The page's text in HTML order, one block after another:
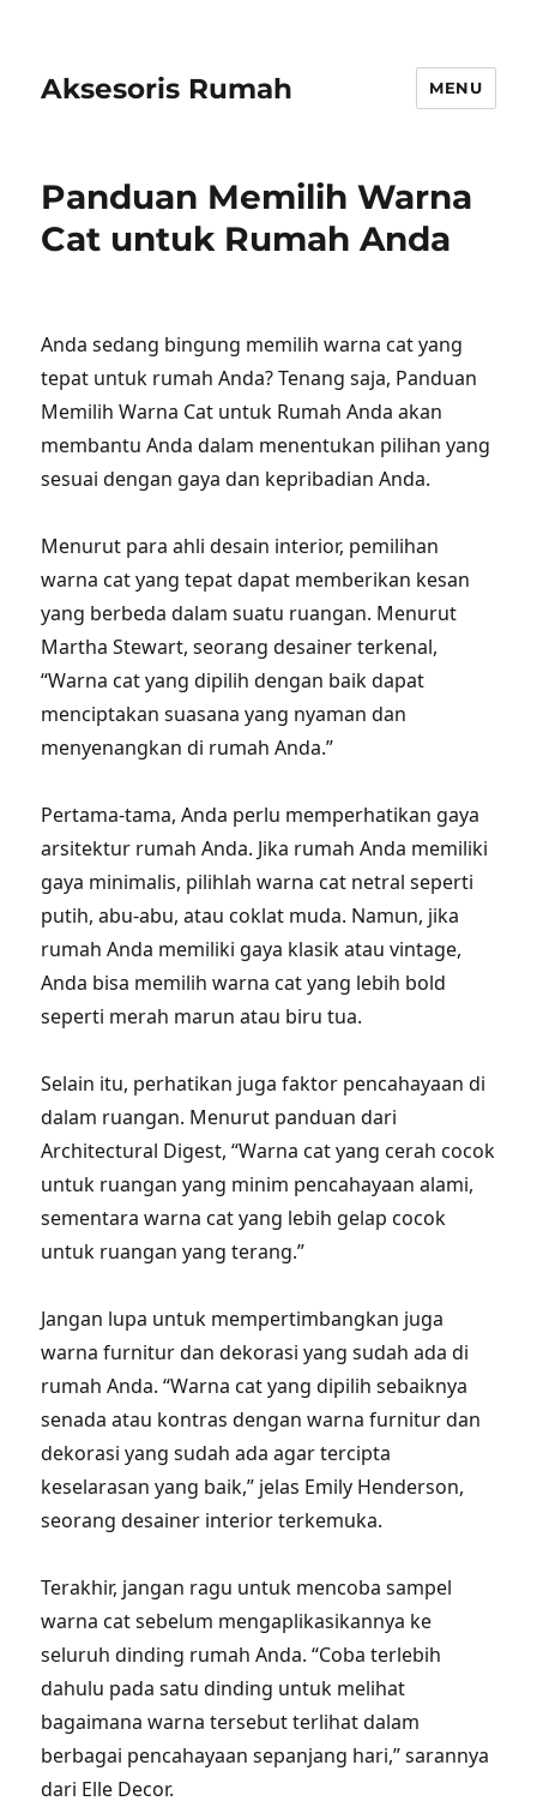
Aksesoris Rumah MENU
Panduan Memilih Warna
Cat untuk Rumah Anda
Anda sedang bingung memilih warna cat yang
tepat untuk rumah Anda? Tenang saja, Panduan
Memilih Warna Cat untuk Rumah Anda akan
membantu Anda dalam menentukan pilihan yang
sesuai dengan gaya dan kepribadian Anda.
Menurut para ahli desain interior, pemilihan
warna cat yang tepat dapat memberikan kesan
yang berbeda dalam suatu ruangan. Menurut
Martha Stewart, seorang desainer terkenal,
“Warna cat yang dipilih dengan baik dapat
menciptakan suasana yang nyaman dan
menyenangkan di rumah Anda.”
Pertama-tama, Anda perlu memperhatikan gaya
arsitektur rumah Anda. Jika rumah Anda memiliki
gaya minimalis, pilihlah warna cat netral seperti
putih, abu-abu, atau coklat muda. Namun, jika
rumah Anda memiliki gaya klasik atau vintage,
Anda bisa memilih warna cat yang lebih bold
seperti merah marun atau biru tua.
Selain itu, perhatikan juga faktor pencahayaan di
dalam ruangan. Menurut panduan dari
Architectural Digest, “Warna cat yang cerah cocok
untuk ruangan yang minim pencahayaan alami,
sementara warna cat yang lebih gelap cocok
untuk ruangan yang terang.”
Jangan lupa untuk mempertimbangkan juga
warna furnitur dan dekorasi yang sudah ada di
rumah Anda. “Warna cat yang dipilih sebaiknya
senada atau kontras dengan warna furnitur dan
dekorasi yang sudah ada agar tercipta
keselarasan yang baik,” jelas Emily Henderson,
seorang desainer interior terkemuka.
Terakhir, jangan ragu untuk mencoba sampel
warna cat sebelum mengaplikasikannya ke
seluruh dinding rumah Anda. “Coba terlebih
dahulu pada satu dinding untuk melihat
bagaimana warna tersebut terlihat dalam
berbagai pencahayaan sepanjang hari,” sarannya
dari Elle Decor.